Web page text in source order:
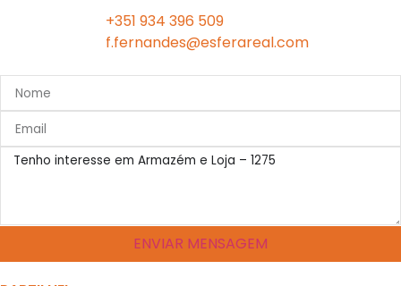
+351 934 396 509
f.fernandes@esferareal.com
ENVIAR MENSAGEM